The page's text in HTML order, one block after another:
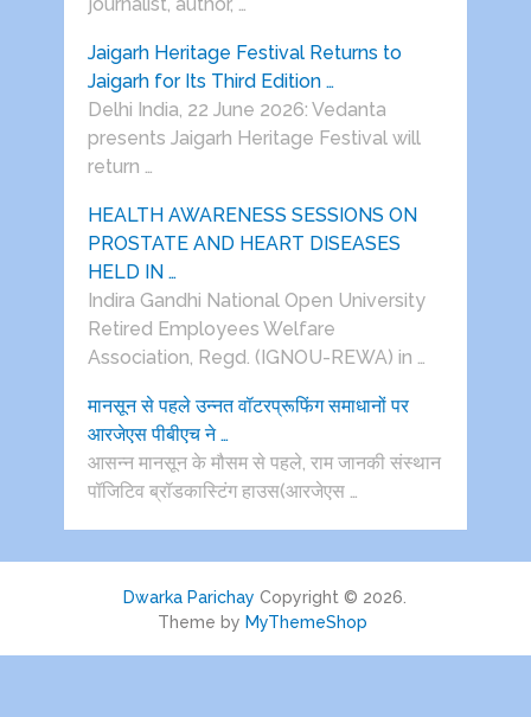
journalist, author, …
Jaigarh Heritage Festival Returns to
Jaigarh for Its Third Edition …
Delhi India, 22 June 2026: Vedanta
presents Jaigarh Heritage Festival will
return …
HEALTH AWARENESS SESSIONS ON
PROSTATE AND HEART DISEASES
HELD IN …
Indira Gandhi National Open University
Retired Employees Welfare
Association, Regd. (IGNOU-REWA) in …
मानसून से पहले उन्नत वॉटरप्रूफिंग समाधानों पर
आरजेएस पीबीएच ने …
आसन्न मानसून के मौसम से पहले, राम जानकी संस्थान
पॉजिटिव ब्रॉडकास्टिंग हाउस(आरजेएस …
Dwarka Parichay Copyright © 2026.
Theme by MyThemeShop